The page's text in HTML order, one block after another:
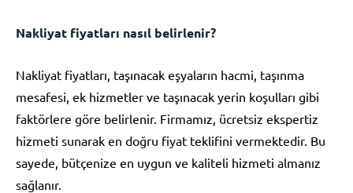
Nakliyat fiyatları nasıl belirlenir?
Nakliyat fiyatları, taşınacak eşyaların hacmi, taşınma
mesafesi, ek hizmetler ve taşınacak yerin koşulları gibi
faktörlere göre belirlenir. Firmamız, ücretsiz ekspertiz
hizmeti sunarak en doğru fiyat teklifini vermektedir. Bu
sayede, bütçenize en uygun ve kaliteli hizmeti almanız
sağlanır.